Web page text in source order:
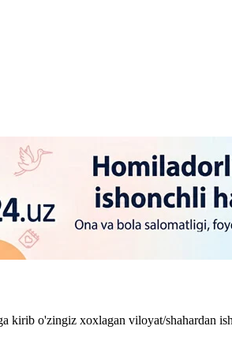
kirib o'zingiz xoxlagan viloyat/shahardan